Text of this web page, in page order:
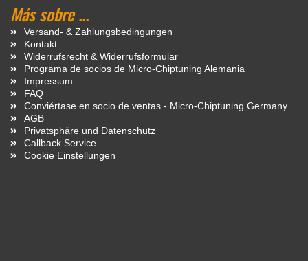
Más sobre ...
Versand- & Zahlungsbedingungen
Kontakt
Widerrufsrecht & Widerrufsformular
Programa de socios de Micro-Chiptuning Alemania
Impressum
FAQ
Conviértase en socio de ventas - Micro-Chiptuning Germany
AGB
Privatsphäre und Datenschutz
Callback Service
Cookie Einstellungen